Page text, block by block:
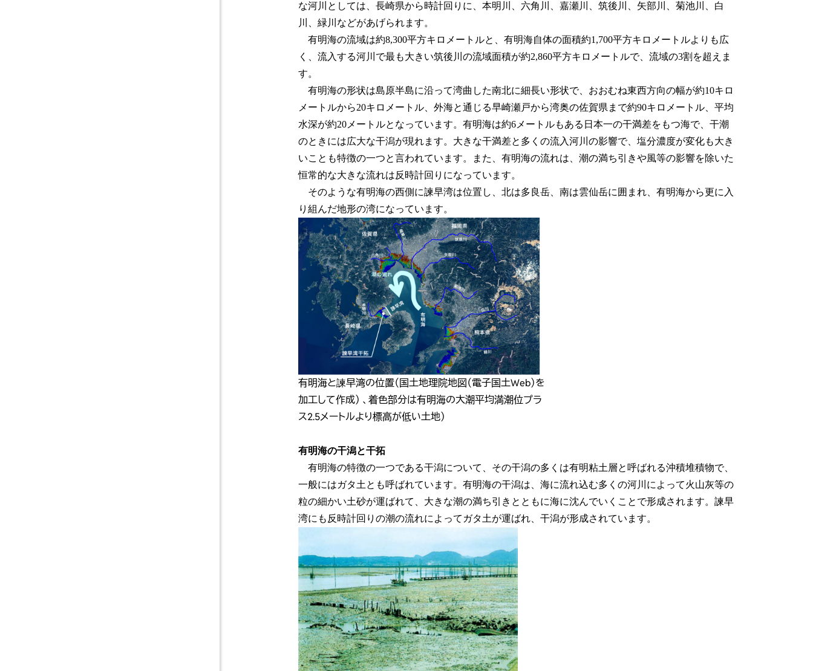
な河川としては、長崎県から時計回りに、本明川、六角川、嘉瀬川、筑後川、矢部川、菊池川、白
川、緑川などがあげられます。
有明海の流域は約8,300平方キロメートルと、有明海自体の面積約1,700平方キロメートルよりも広
く、流入する河川で最も大きい筑後川の流域面積が約2,860平方キロメートルで、流域の3割を超えま
す。
有明海の形状は島原半島に沿って湾曲した南北に細長い形状で、おおむね東西方向の幅が約10キロ
メートルから20キロメートル、外海と通じる早崎瀬戸から湾奥の佐賀県まで約90キロメートル、平均
水深が約20メートルとなっています。有明海は約6メートルもある日本一の干満差をもつ海で、干潮
のときには広大な干潟が現れます。大きな干満差と多くの流入河川の影響で、塩分濃度が変化も大き
いことも特徴の一つと言われています。また、有明海の流れは、潮の満ち引きや風等の影響を除いた
恒常的な大きな流れは反時計回りになっています。
そのような有明海の西側に諫早湾は位置し、北は多良岳、南は雲仙岳に囲まれ、有明海から更に入
り組んだ地形の湾になっています。
有明海と諫早湾の位置（国土地理院地図（電子国土Web）を
加工して作成） 、着色部分は有明海の大潮平均満潮位プラ
ス2.5メートルより標高が低い土地）
有明海の干潟と干拓
有明海の特徴の一つである干潟について、その干潟の多くは有明粘土層と呼ばれる沖積堆積物で、
一般にはガタ土とも呼ばれています。有明海の干潟は、海に流れ込む多くの河川によって火山灰等の
粒の細かい土砂が運ばれて、大きな潮の満ち引きとともに海に沈んでいくことで形成されます。諫早
湾にも反時計回りの潮の流れによってガタ土が運ばれ、干潟が形成されています。